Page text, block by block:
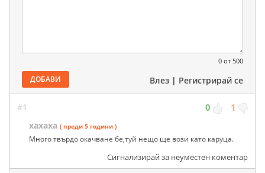
0 от 500
ДОБАВИ Влез | Регистрирай се
#1 0 1
хахаха ( преди 5 години )
Много твърдо окачване бе,туй нещо ще вози като каруца.
Сигнализирай за неуместен коментар